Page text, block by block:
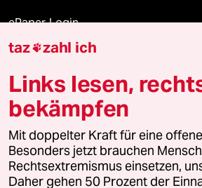
ePaper Login
Downloads für Abonnierende
© 2026 taz Verlags und Vertriebs
Alle Rechte vorbehalten. Bei rechtlichen
wenden Sie sich bitte an
lizenzen@taz.de
taz zahl ich
Links lesen,
bekämpfen
Mit doppelter Kraft für eine
Besonders jetzt brauchen
Rechtsextremismus einsetzen,
Daher gehen 50 Prozent der